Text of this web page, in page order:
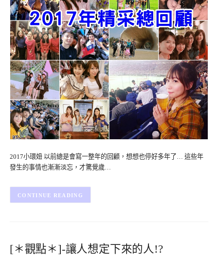
2017小環妞 以前總是會寫一整年的回顧，想想也停好多年了… 這些年
發生的事情也漸漸淡忘，才驚覺歲…
CONTINUE READING
[＊觀點＊]-讓人想定下來的人!?